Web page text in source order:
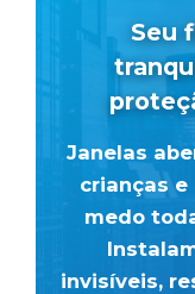
Seu
Janelas
crianças e
medo
invisíveis,